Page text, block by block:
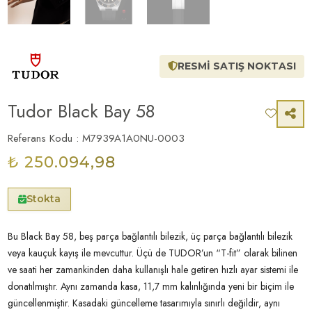
RESMİ SATIŞ NOKTASI
Tudor Black Bay 58
Referans Kodu : M7939A1A0NU-0003
₺ 250.094,98
Stokta
Bu Black Bay 58, beş parça bağlantılı bilezik, üç parça bağlantılı bilezik
veya kauçuk kayış ile mevcuttur. Üçü de TUDOR’un “T-fit” olarak bilinen
ve saati her zamankinden daha kullanışlı hale getiren hızlı ayar sistemi ile
donatılmıştır. Aynı zamanda kasa, 11,7 mm kalınlığında yeni bir biçim ile
güncellenmiştir. Kasadaki güncelleme tasarımıyla sınırlı değildir, aynı